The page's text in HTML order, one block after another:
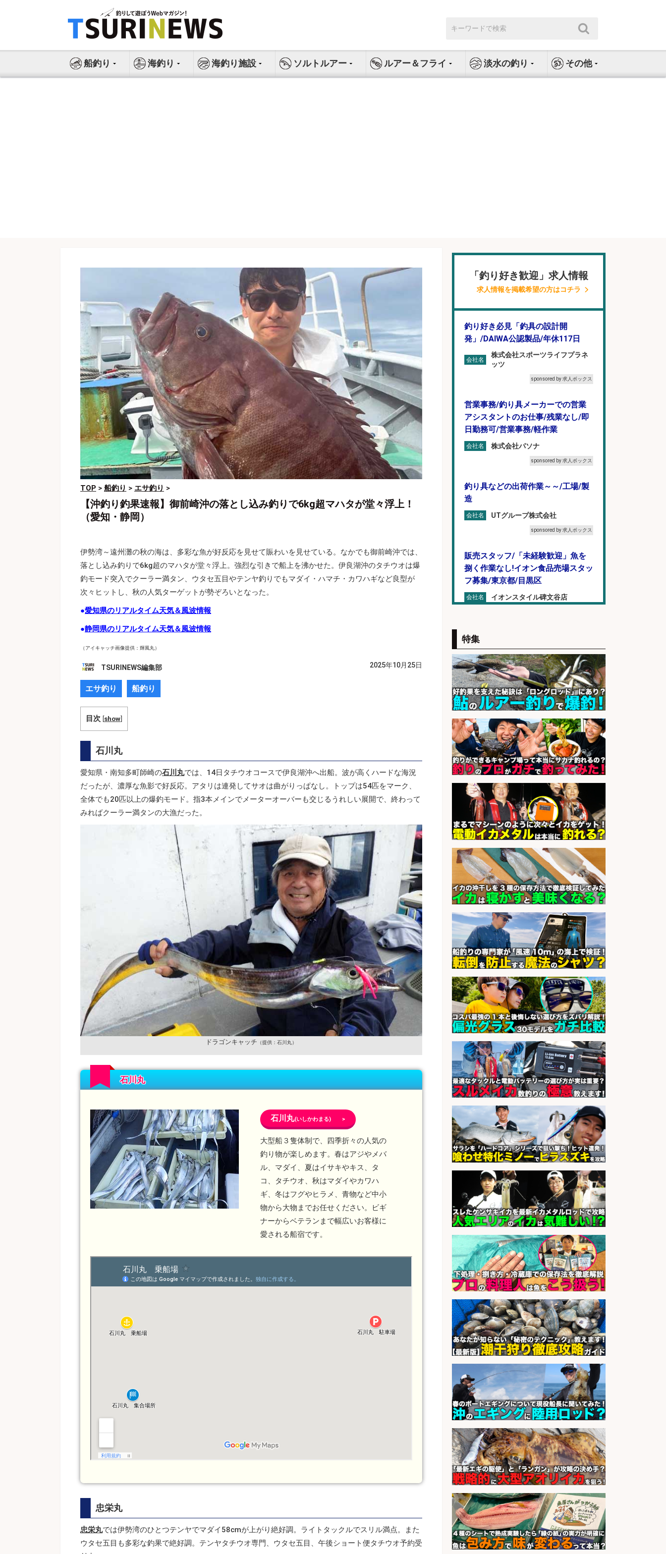
ス
索:
船釣り 海釣り 海釣り施設 ソルトルアー ルアー＆フライ 淡水の釣り その他
TOP > 船釣り > エサ釣り >
【沖釣り釣果速報】御前崎沖の落とし込み釣りで6kg超マハタが堂々浮上！
（愛知・静岡）
伊勢湾～遠州灘の秋の海は、多彩な魚が好反応を見せて賑わいを見せている。なかでも御前崎沖では、
落とし込み釣りで6kg超のマハタが堂々浮上。強烈な引きで船上を沸かせた。伊良湖沖のタチウオは爆
釣モード突入でクーラー満タン、ウタセ五目やテンヤ釣りでもマダイ・ハマチ・カワハギなど良型が
次々ヒットし、秋の人気ターゲットが勢ぞろいとなった。
●愛知県のリアルタイム天気＆風波情報
●静岡県のリアルタイム天気＆風波情報
（アイキャッチ画像提供：輝風丸）
TSURINEWS編集部 2025年10月25日
エサ釣り 船釣り
目次 [show]
石川丸
愛知県・南知多町師崎の石川丸では、14日タチウオコースで伊良湖沖へ出船。波が高くハードな海況
だったが、濃厚な魚影で好反応。アタリは連発してサオは曲がりっぱなし。トップは54匹をマーク、
全体でも20匹以上の爆釣モード。指3本メインでメーターオーバーも交じるうれしい展開で、終わって
みればクーラー満タンの大漁だった。
ドラゴンキャッチ （提供：石川丸）
石川丸
石川丸(いしかわまる) >
大型船３隻体制で、四季折々の人気の
釣り物が楽しめます。春はアジやメバ
ル、マダイ、夏はイサキやキス、タ
コ、タチウオ、秋はマダイやカワハ
ギ、冬はフグやヒラメ、青物など中小
物から大物までお任せください。ビギ
ナーからベテランまで幅広いお客様に
愛される船宿です。
忠栄丸
忠栄丸では伊勢湾のひとつテンヤでマダイ58cmが上がり絶好調。ライトタックルでスリル満点。また
ウタセ五目も多彩な釣果で絶好調。テンヤタチウオ専門、ウタセ五目、午後ショート便タチウオ予約受
「釣り好き歓迎」求人情報
求人情報を掲載希望の方はコチラ
釣り好き必見「釣具の設計開
発」/DAIWA公認製品/年休117日
会社名
株式会社スポーツライフプラネ
ッツ
sponsored by 求人ボックス
営業事務/釣り具メーカーでの営業
アシスタントのお仕事/残業なし/即
日勤務可/営業事務/軽作業
会社名 株式会社パソナ
sponsored by 求人ボックス
釣り具などの出荷作業～～/工場/製
造
会社名 UTグループ株式会社
sponsored by 求人ボックス
販売スタッフ/「未経験歓迎」魚を
捌く作業なし!イオン食品売場スタッ
フ募集/東京都/目黒区
会社名 イオンスタイル碑文谷店
フィッシング用品の「製品開発設
計」
会社名 メガバス株式会社
sponsored by 求人ボックス
魚の調理経験が活かせる「鮮魚加
工/食品工場スタッフ」
会社名 株式会社松屋フーズ
sponsored by 求人ボックス
釣り具のリールやペダルの製造/福
井県あわら市
会社名 株式会社UPP
sponsored by 求人ボックス
精肉・青果・鮮魚販売/「志布志
市」お魚のカットや商品の陳列業
務/「時給1,150円〜」/時間選べる×
未経験歓迎×残業少なめ/鹿児島県/
志布志市
会社名 株式会社ホットスタッフ鹿児島
sponsored by 求人ボックス
さかな専門学校の教員 教員免許不
要/水産業界の知識と経験を活かす
会社名
学校法人水野学園日本さかな専
門学校
sponsored by 求人ボックス
EC事業責任者候補/飲食業界向け
SaaS企業「魚ぽち」/東証グロース
市場上場
会社名 株式会社フーディソン
sponsored by 求人ボックス
さらに求人情報を見る
特集